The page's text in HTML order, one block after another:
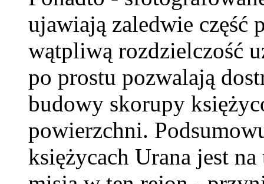
ujawiają zaledwie część
wątpliwą rozdzielczość
po prostu pozwalają
budowy skorupy
powierzchni.
księżycach Urana jest